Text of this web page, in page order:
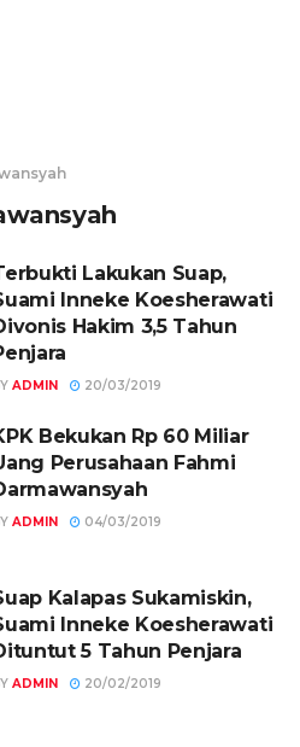
Lakukan Suap,
Inneke Koesherawati
Hakim 3,5 Tahun
ADMIN 20/03/2019
Bekukan Rp 60 Miliar
Perusahaan Fahmi
ADMIN 04/03/2019
Kalapas Sukamiskin,
Inneke Koesherawati
5 Tahun Penjara
ADMIN 20/02/2019